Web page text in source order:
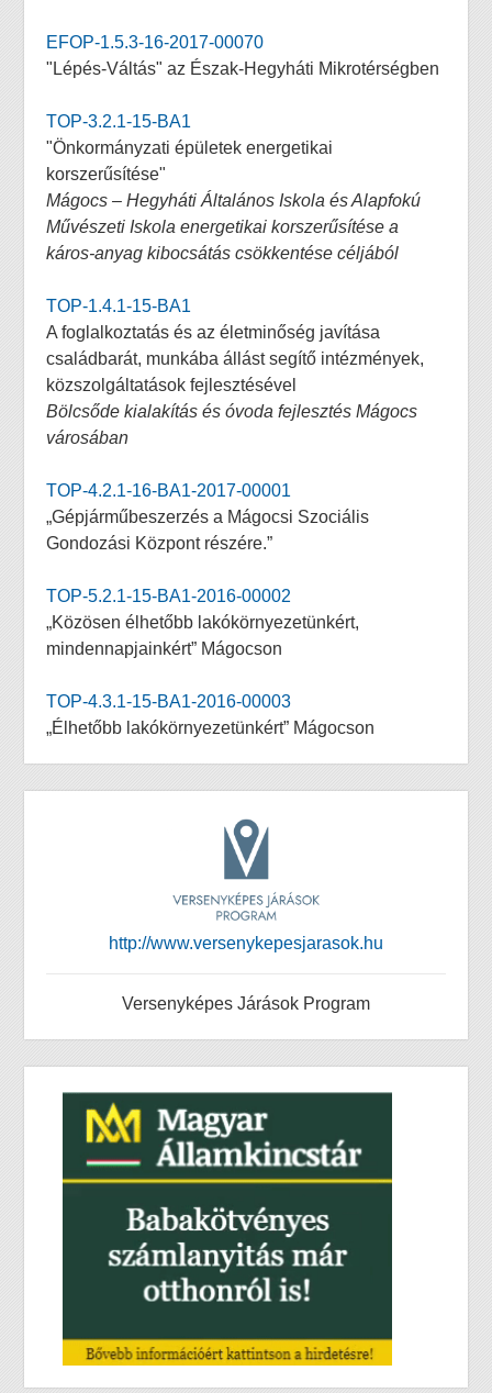
EFOP-1.5.3-16-2017-00070
"Lépés-Váltás" az Észak-Hegyháti Mikrotérségben
TOP-3.2.1-15-BA1
"Önkormányzati épületek energetikai
korszerűsítése"
Mágocs – Hegyháti Általános Iskola és Alapfokú
Művészeti Iskola energetikai korszerűsítése a
káros-anyag kibocsátás csökkentése céljából
TOP-1.4.1-15-BA1
A foglalkoztatás és az életminőség javítása
családbarát, munkába állást segítő intézmények,
közszolgáltatások fejlesztésével
Bölcsőde kialakítás és óvoda fejlesztés Mágocs
városában
TOP-4.2.1-16-BA1-2017-00001
„Gépjárműbeszerzés a Mágocsi Szociális
Gondozási Központ részére.”
TOP-5.2.1-15-BA1-2016-00002
„Közösen élhetőbb lakókörnyezetünkért,
mindennapjainkért” Mágocson
TOP-4.3.1-15-BA1-2016-00003
„Élhetőbb lakókörnyezetünkért” Mágocson
http://www.versenykepesjarasok.hu
Versenyképes Járások Program